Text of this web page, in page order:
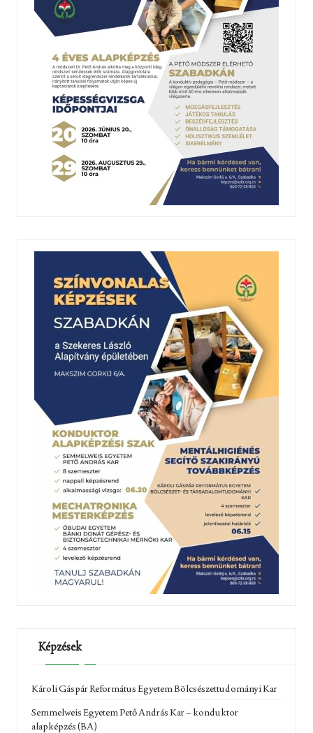
Képzések
Károli Gáspár Református Egyetem Bölcsészettudományi Kar
Semmelweis Egyetem Pető András Kar – konduktor
alapképzés (BA)